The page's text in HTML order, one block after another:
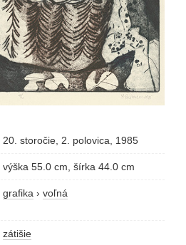
20. storočie, 2. polovica, 1985
výška 55.0 cm, šírka 44.0 cm
grafika › voľná
zátišie